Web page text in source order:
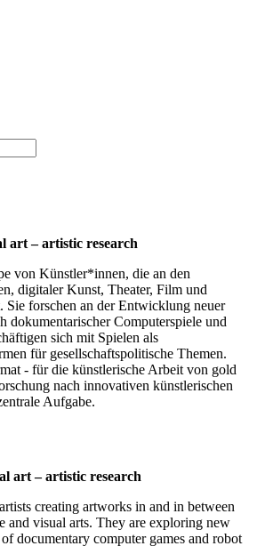
art – artistic research
von Künstler*innen, die an den
digitaler Kunst, Theater, Film und
Sie forschen an der Entwicklung neuer
dokumentarischer Computerspiele und
sich mit Spielen als
für gesellschaftspolitische Themen.
- für die künstlerische Arbeit von gold
nach innovativen künstlerischen
Aufgabe.
art – artistic research
creating artworks in and in between
and visual arts. They are exploring new
documentary computer games and robot